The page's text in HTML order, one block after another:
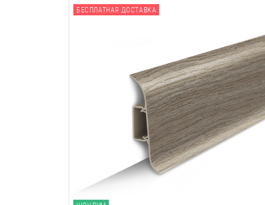
БЕСПЛАТНАЯ ДОСТАВКА